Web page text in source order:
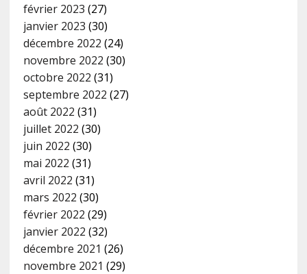
février 2023 (27)
janvier 2023 (30)
décembre 2022 (24)
novembre 2022 (30)
octobre 2022 (31)
septembre 2022 (27)
août 2022 (31)
juillet 2022 (30)
juin 2022 (30)
mai 2022 (31)
avril 2022 (31)
mars 2022 (30)
février 2022 (29)
janvier 2022 (32)
décembre 2021 (26)
novembre 2021 (29)